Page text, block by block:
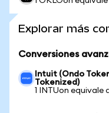
Explorar más
Conversiones
Intuit (Ondo
Tokenized)
1 INTUon equivale